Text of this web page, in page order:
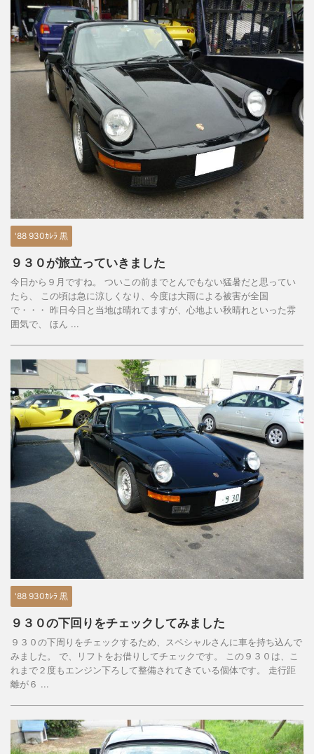
'88 930ｶﾚﾗ 黒
９３０が旅立っていきました
今日から９月ですね。 ついこの前までとんでもない猛暑だと思ってい
たら、 この頃は急に涼しくなり、今度は大雨による被害が全国
で・・・ 昨日今日と当地は晴れてますが、心地よい秋晴れといった雰
囲気で、 ほん ...
'88 930ｶﾚﾗ 黒
９３０の下回りをチェックしてみました
９３０の下周りをチェックするため、スペシャルさんに車を持ち込んで
みました。 で、リフトをお借りしてチェックです。 この９３０は、こ
れまで２度もエンジン下ろして整備されてきている個体です。 走行距
離が６ ...